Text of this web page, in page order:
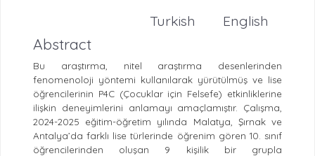
English
Turkish
Abstract
Bu araştırma, nitel araştırma desenlerinden
fenomenoloji yöntemi kullanılarak yürütülmüş ve lise
öğrencilerinin P4C (Çocuklar için Felsefe) etkinliklerine
ilişkin deneyimlerini anlamayı amaçlamıştır. Çalışma,
2024-2025 eğitim-öğretim yılında Malatya, Şırnak ve
Antalya’da farklı lise türlerinde öğrenim gören 10. sınıf
öğrencilerinden oluşan 9 kişilik bir grupla